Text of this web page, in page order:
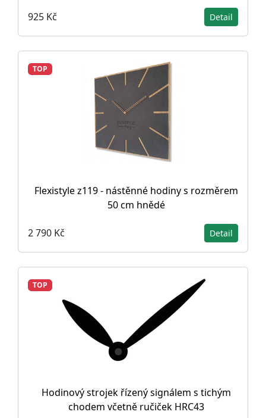
925 Kč Detail
TOP
Flexistyle z119 - nástěnné hodiny s rozměrem
50 cm hnědé
2 790 Kč Detail
TOP
Hodinový strojek řízený signálem s tichým
chodem včetně ručiček HRC43